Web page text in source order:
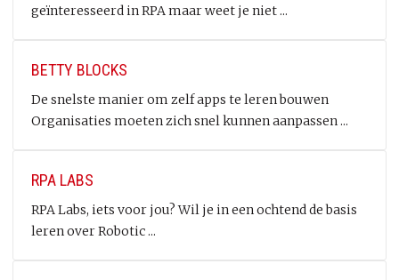
geïnteresseerd in RPA maar weet je niet ...
BETTY BLOCKS
De snelste manier om zelf apps te leren bouwen
Organisaties moeten zich snel kunnen aanpassen ...
RPA LABS
RPA Labs, iets voor jou? Wil je in een ochtend de basis
leren over Robotic ...